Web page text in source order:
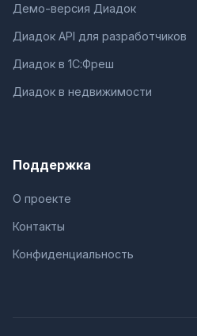
Демо-версия Диадок
Диадок API для разработчиков
Диадок в 1С:Фреш
Диадок в недвижимости
Поддержка
О проекте
Контакты
Конфиденциальность